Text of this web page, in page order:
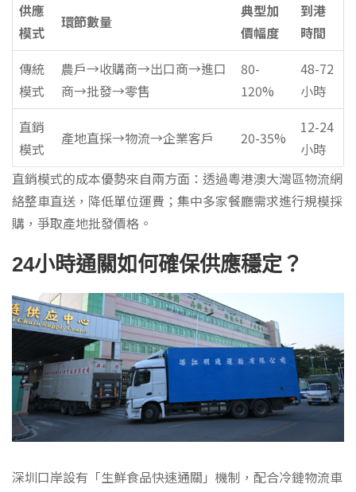
供應
模式
環節數量
典型加
價幅度
到港
時間
傳統
模式
農戶→收購商→出口商→進口
商→批發→零售
80-
120%
48-72
小時
直銷
模式
產地直採→物流→企業客戶 20-35%
12-24
小時
直銷模式的成本優勢來自兩方面：透過粵港澳大灣區物流網
絡整車直送，降低單位運費；集中多家餐廳需求進行規模採
購，爭取產地批發價格。
24小時通關如何確保供應穩定？
深圳口岸設有「生鮮食品快速通關」機制，配合冷鏈物流車